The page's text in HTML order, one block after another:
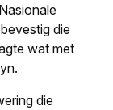
die
wat met
die